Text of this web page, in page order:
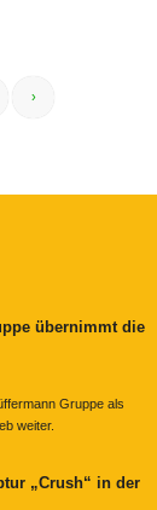
›
übernimmt die
Gruppe als
weiter.
„Crush“ in der